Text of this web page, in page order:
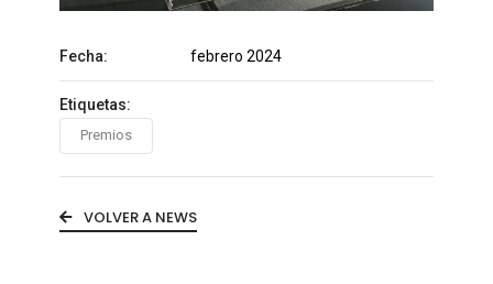
Fecha: febrero 2024
Etiquetas:
Premios
VOLVER A NEWS